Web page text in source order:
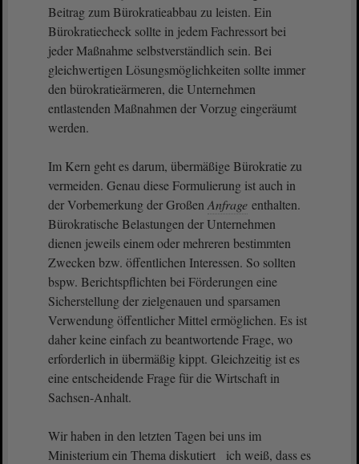
Beitrag zum Bürokratieabbau zu leisten. Ein
Bürokratiecheck sollte in jedem Fachressort bei
jeder Maßnahme selbstverständlich sein. Bei
gleichwertigen Lösungsmöglichkeiten sollte immer
den bürokratieärmeren, die Unternehmen
entlastenden Maßnahmen der Vorzug eingeräumt
werden.
Im Kern geht es darum, übermäßige Bürokratie zu
vermeiden. Genau diese Formulierung ist auch in
der Vorbemerkung der Großen Anfrage enthalten.
Bürokratische Belastungen der Unternehmen
dienen jeweils einem oder mehreren bestimmten
Zwecken bzw. öffentlichen Interessen. So sollten
bspw. Berichtspflichten bei Förderungen eine
Sicherstellung der zielgenauen und sparsamen
Verwendung öffentlicher Mittel ermöglichen. Es ist
daher keine einfach zu beantwortende Frage, wo
erforderlich in übermäßig kippt. Gleichzeitig ist es
eine entscheidende Frage für die Wirtschaft in
Sachsen-Anhalt.
Wir haben in den letzten Tagen bei uns im
Ministerium ein Thema diskutiert ich weiß, dass es